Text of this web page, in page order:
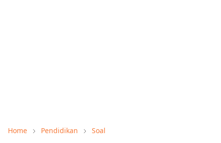
Home Pendidikan Soal